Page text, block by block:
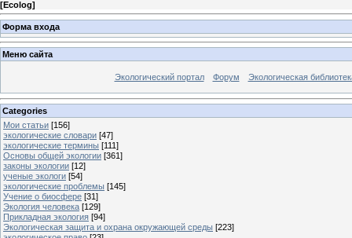
[Ecolog]
Форма входа
Меню сайта
Экологический портал Форум Экологическая
Categories
Мои статьи [156]
экологические словари [47]
экологические термины [111]
Основы общей экологии [361]
законы экологии [12]
ученые экологи [54]
экологические проблемы [145]
Учение о биосфере [31]
Экология человека [129]
Прикладная экология [94]
Экологическая защита и охрана окружающей среды [223]